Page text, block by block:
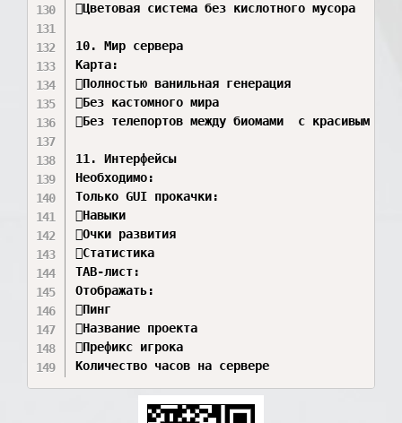
Цветовая система без кислотного мусора
10. Мир сервера
Карта:
Полностью ванильная генерация
Без кастомного мира
Без телепортов между биомами  с красивым
11. Интерфейсы
Необходимо:
Только GUI прокачки:
Навыки
Очки развития
Статистика
TAB-лист:
Отображать:
Пинг
Название проекта
Префикс игрока
Количество часов на сервере